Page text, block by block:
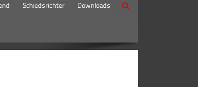
Schiedsrichter Downloads Suche